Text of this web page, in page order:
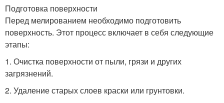
Подготовка поверхности
Перед мелированием необходимо подготовить
поверхность. Этот процесс включает в себя следующие
этапы:
1. Очистка поверхности от пыли, грязи и других
загрязнений.
2. Удаление старых слоев краски или грунтовки.